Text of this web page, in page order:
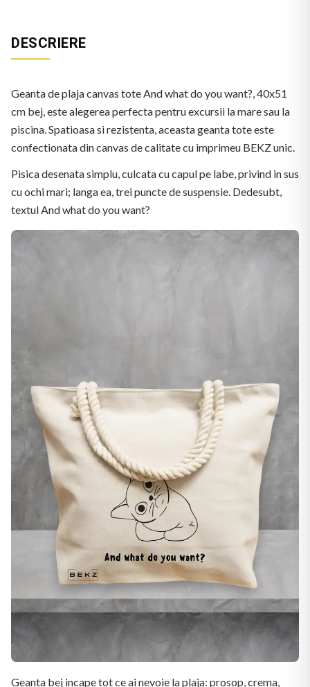
DESCRIERE
Geanta de plaja canvas tote And what do you want?, 40x51
cm bej, este alegerea perfecta pentru excursii la mare sau la
piscina. Spatioasa si rezistenta, aceasta geanta tote este
confectionata din canvas de calitate cu imprimeu BEKZ unic.
Pisica desenata simplu, culcata cu capul pe labe, privind in sus
cu ochi mari; langa ea, trei puncte de suspensie. Dedesubt,
textul And what do you want?
Geanta bej incape tot ce ai nevoie la plaja: prosop, crema,